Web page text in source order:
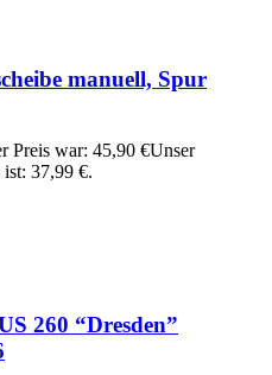
manuell, Spur
Preis war: 45,90 €Unser
37,99 €.
260 “Dresden”